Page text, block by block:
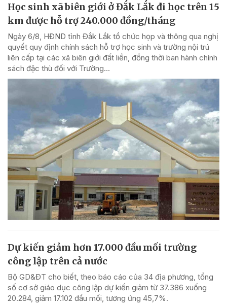
Học sinh xã biên giới ở Đắk Lắk đi học trên 15
km được hỗ trợ 240.000 đồng/tháng
Ngày 6/8, HĐND tỉnh Đắk Lắk tổ chức họp và thông qua nghị
quyết quy định chính sách hỗ trợ học sinh và trường nội trú
liên cấp tại các xã biên giới đất liền, đồng thời ban hành chính
sách đặc thù đối với Trường...
Dự kiến giảm hơn 17.000 đầu mối trường
công lập trên cả nước
Bộ GD&ĐT cho biết, theo báo cáo của 34 địa phương, tổng
số cơ sở giáo dục công lập dự kiến giảm từ 37.386 xuống
20.284, giảm 17.102 đầu mối, tương ứng 45,7%.